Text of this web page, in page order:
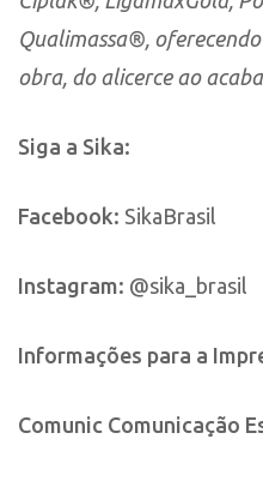
Qualimassa®,
obra, do alicerce ao
Siga a Sika:
Facebook: SikaBrasil
Instagram: @sika_brasil
Informações para a
Comunic Comunicação